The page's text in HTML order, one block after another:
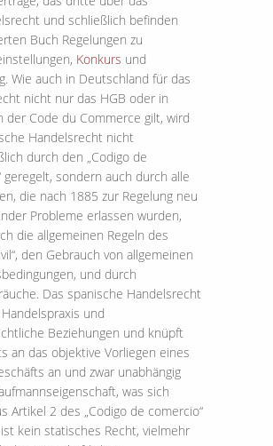
und schließlich befinden
Buch Regelungen zu
Konkurs und
Wie auch in Deutschland für das
nicht nur das HGB oder in
der Code du Commerce gilt, wird
Handelsrecht nicht
durch den „Codigo de
geregelt, sondern auch durch alle
die nach 1885 zur Regelung neu
Probleme erlassen wurden,
die allgemeinen Regeln des
den Gebrauch von allgemeinen
und durch
Das spanische Handelsrecht
und
Beziehungen und knüpft
an das objektive Vorliegen eines
an und zwar unabhängig
was sich
Artikel 2 des „Codigo de comercio“
kein statisches Recht, vielmehr